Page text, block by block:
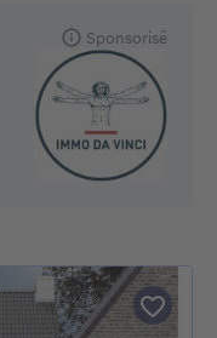
Sponsorisé